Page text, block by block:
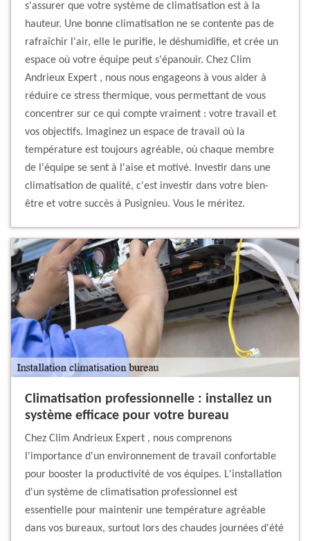
s'assurer que votre système de climatisation est à la
hauteur. Une bonne climatisation ne se contente pas de
rafraîchir l'air, elle le purifie, le déshumidifie, et crée un
espace où votre équipe peut s'épanouir. Chez Clim
Andrieux Expert , nous nous engageons à vous aider à
réduire ce stress thermique, vous permettant de vous
concentrer sur ce qui compte vraiment : votre travail et
vos objectifs. Imaginez un espace de travail où la
température est toujours agréable, où chaque membre
de l'équipe se sent à l'aise et motivé. Investir dans une
climatisation de qualité, c'est investir dans votre bien-
être et votre succès à Pusignieu. Vous le méritez.
Climatisation professionnelle : installez un
système efficace pour votre bureau
Chez Clim Andrieux Expert , nous comprenons
l'importance d'un environnement de travail confortable
pour booster la productivité de vos équipes. L'installation
d'un système de climatisation professionnel est
essentielle pour maintenir une température agréable
dans vos bureaux, surtout lors des chaudes journées d'été